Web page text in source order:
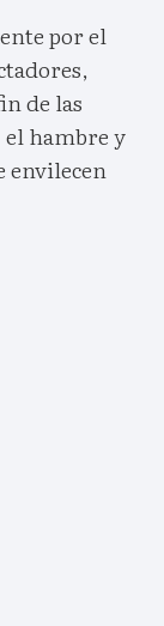
por el
de las
hambre y
envilecen